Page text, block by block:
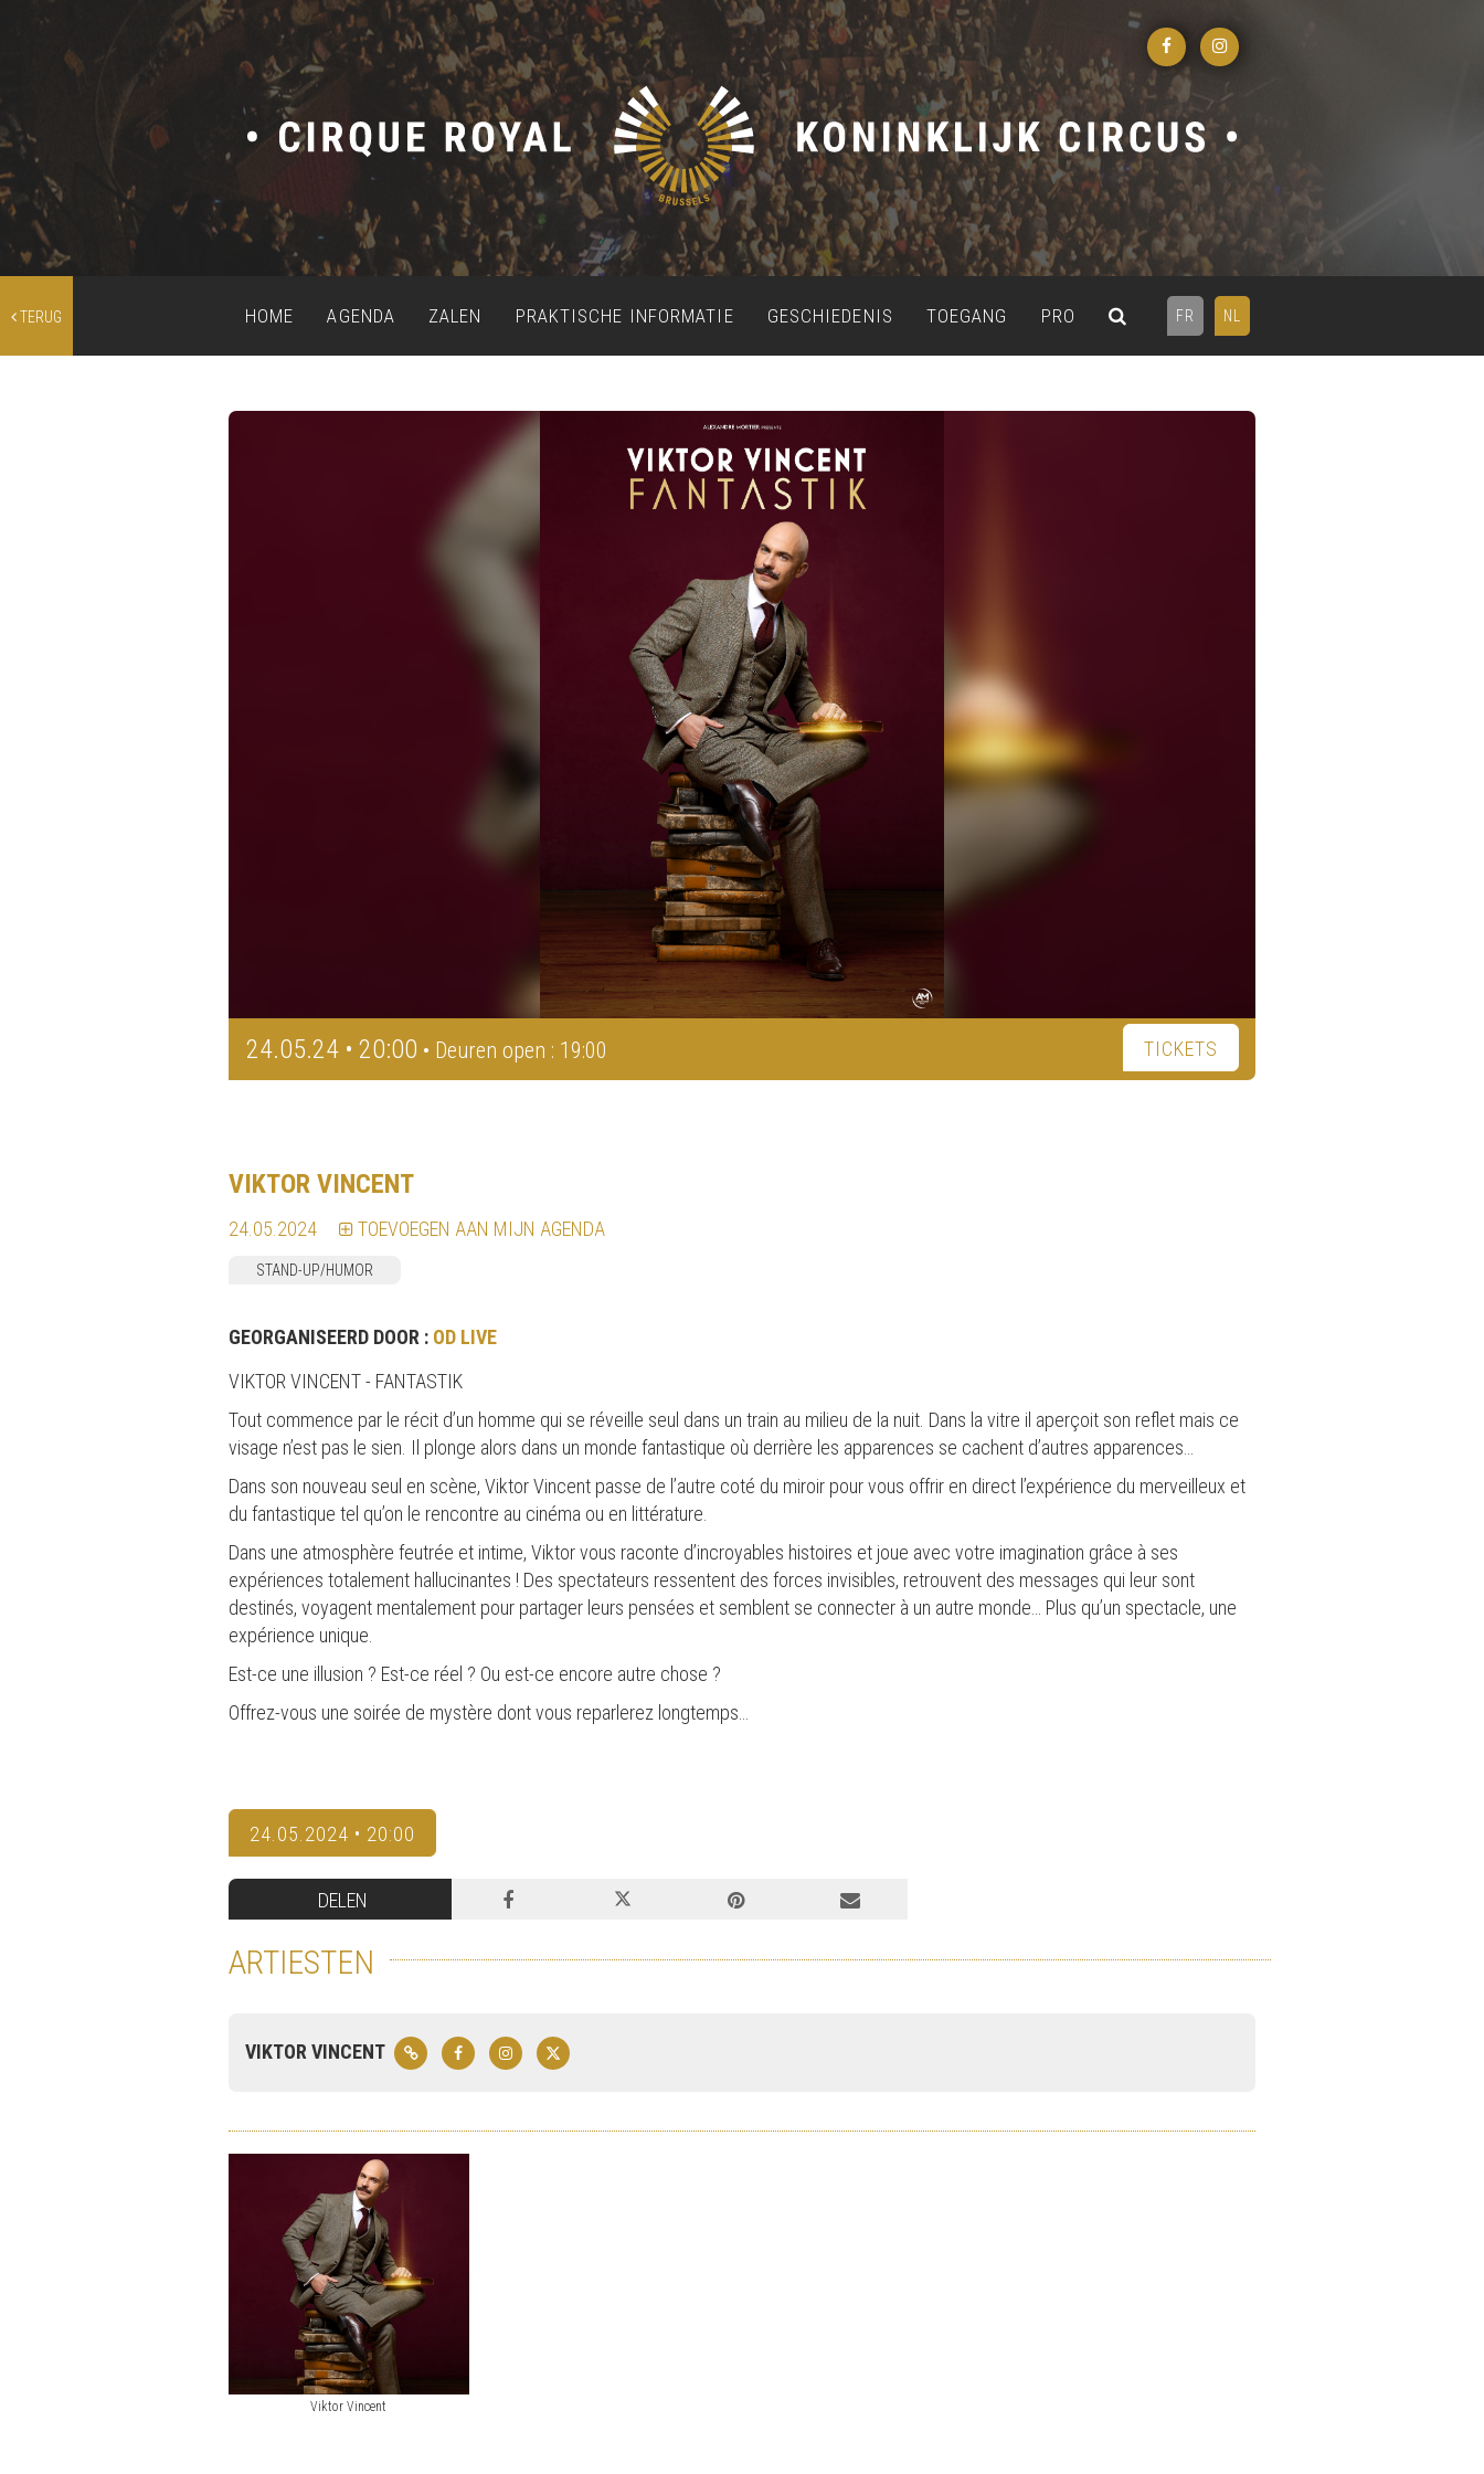
TERUG FR NL
HOME AGENDA ZALEN PRAKTISCHE INFORMATIE GESCHIEDENIS TOEGANG PRO
24.05.24 • 20:00 • Deuren open : 19:00 TICKETS
VIKTOR VINCENT
24.05.2024 TOEVOEGEN AAN MIJN AGENDA
STAND-UP/HUMOR
GEORGANISEERD DOOR : OD LIVE
VIKTOR VINCENT - FANTASTIK
Tout commence par le récit d’un homme qui se réveille seul dans un train au milieu de la nuit. Dans la vitre il aperçoit son reflet mais ce
visage n’est pas le sien. Il plonge alors dans un monde fantastique où derrière les apparences se cachent d’autres apparences…
Dans son nouveau seul en scène, Viktor Vincent passe de l’autre coté du miroir pour vous offrir en direct l’expérience du merveilleux et
du fantastique tel qu’on le rencontre au cinéma ou en littérature.
Dans une atmosphère feutrée et intime, Viktor vous raconte d’incroyables histoires et joue avec votre imagination grâce à ses
expériences totalement hallucinantes ! Des spectateurs ressentent des forces invisibles, retrouvent des messages qui leur sont
destinés, voyagent mentalement pour partager leurs pensées et semblent se connecter à un autre monde… Plus qu’un spectacle, une
expérience unique.
Est-ce une illusion ? Est-ce réel ? Ou est-ce encore autre chose ?
Offrez-vous une soirée de mystère dont vous reparlerez longtemps…
24.05.2024 • 20:00
DELEN
ARTIESTEN
VIKTOR VINCENT
Viktor Vincent